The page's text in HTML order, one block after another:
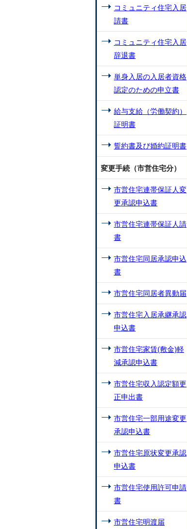
コミュニティ住宅入居
請書
コミュニティ住宅入居
辞退書
単身入居の入居者資格
認定のための申立書
給与支給（労働契約）
証明書
誓約書及び婚約証明書
変更手続（市営住宅分）
市営住宅連帯保証人変
更承認申込書
市営住宅連帯保証人請
書
市営住宅同居承認申込
書
市営住宅同居者異動届
市営住宅入居承継承認
申込書
市営住宅家賃(敷金)軽
減承認申込書
市営住宅収入認定額更
正申出書
市営住宅一部用途変更
承認申込書
市営住宅原状変更承認
申込書
市営住宅使用許可申請
書
市営住宅明渡届